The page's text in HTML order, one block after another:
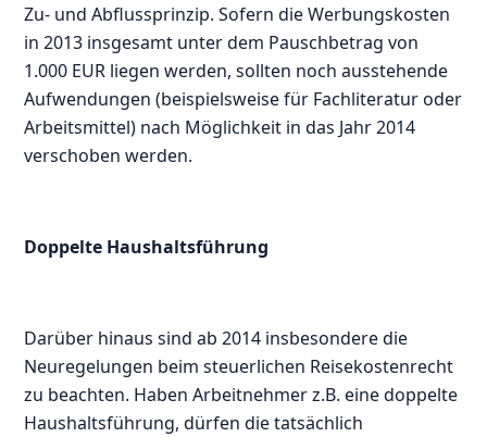
Zu- und Abflussprinzip. Sofern die Werbungskosten
in 2013 insgesamt unter dem Pauschbetrag von
1.000 EUR liegen werden, sollten noch ausstehende
Aufwendungen (beispielsweise für Fachliteratur oder
Arbeitsmittel) nach Möglichkeit in das Jahr 2014
verschoben werden.
Doppelte Haushaltsführung
Darüber hinaus sind ab 2014 insbesondere die
Neuregelungen beim steuerlichen Reisekostenrecht
zu beachten. Haben Arbeitnehmer z.B. eine doppelte
Haushaltsführung, dürfen die tatsächlich